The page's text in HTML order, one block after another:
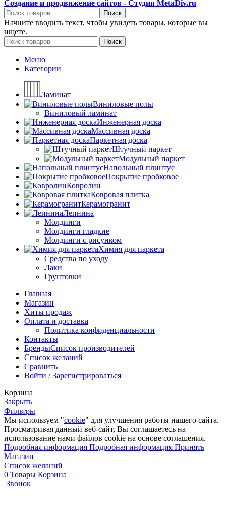
Создание и продвижение сайтов - Студия MetaDiv.ru
Поиск
Начните вводить текст, чтобы увидеть товары, которые вы
ищете.
Поиск
Меню
Категории
Ламинат
Виниловые полы
Виниловый ламинат
Инженерная доска
Массивная доска
Паркетная доска
Штучный паркет
Модульный паркет
Напольный плинтус
Покрытие пробковое
Ковролин
Ковровая плитка
Керамогранит
Лепнина
Молдинги
Молдинги гладкие
Молдинги с рисунком
Химия для паркета
Средства по уходу
Лаки
Грунтовки
Главная
Магазин
Хиты продаж
Оплата и доставка
Политика конфиденциальности
Контакты
БрендыСписок производителей
Список желаний
Сравнить
Войти / Зарегистрироваться
Корзина
Закрыть
Фильтры
Мы используем "cookie" для улучшения работы нашего сайта.
Просматривая данный веб-сайт, Вы соглашаетесь на
использование нами файлов cookie на основе соглашения.
Подробная информация Подробная информация Принять
Магазин
Список желаний
0 Товары Корзина
Звонок